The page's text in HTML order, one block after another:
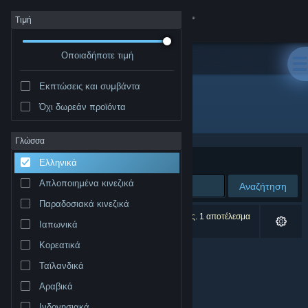
Σύνδεση
Κατάστημα
Σχετικά
Υποστήριξη
Αλλαγή γλώσσας
Προβολή ιστοσελίδας για υπολογιστές
Τιμή
Οποιαδήποτε τιμή
Εκπτώσεις και συμβάντα
Όχι δωρεάν προϊόντα
Γλώσσα
Ελληνικά
Απλοποιημένα κινεζικά
Παραδοσιακά κινεζικά
Ιαπωνικά
Κορεατικά
Ταϊλανδικά
Αραβικά
Εκδότης: Blomma Games
Ταξινόμηση ανά
Αναζήτηση
0 αποτελέσματα ταιριάζουν με την αναζήτησή σας. 1 αποτέλεσμα
αποκλείστηκε βάσει των προτιμήσεών σας.